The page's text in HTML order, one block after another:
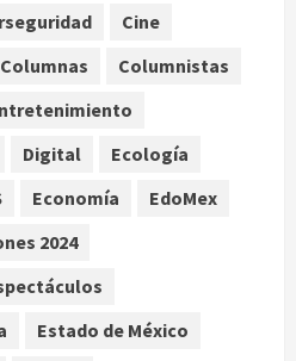
Nacional emite billete por
de la Asociación de
7, 2026
de la IA arrastra a fondos
de Wall Street
Cine
Columnas
Columnistas
Digital
Ecología
Economía
EdoMex
2024
Estado de México